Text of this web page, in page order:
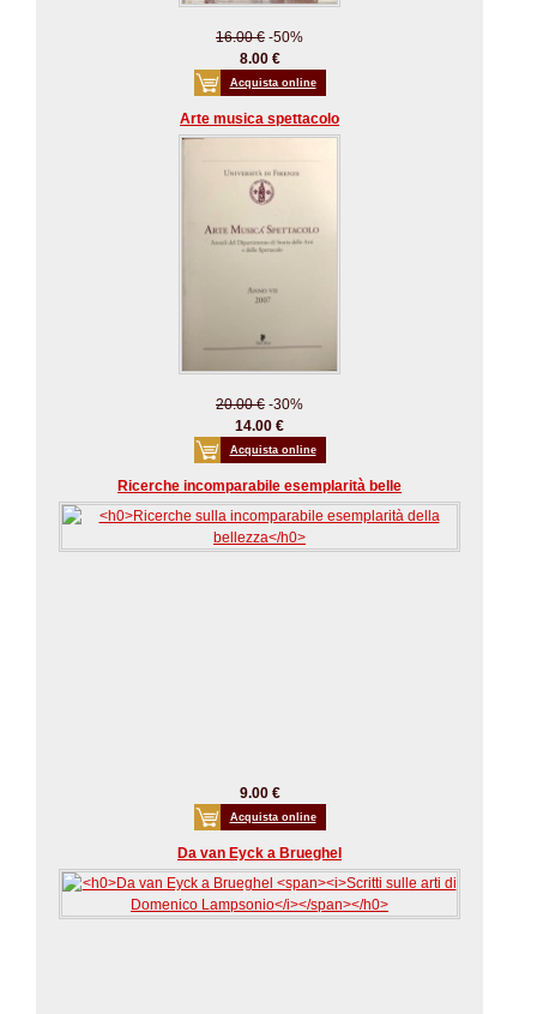
16.00 € -50%
8.00 €
Acquista online
Arte musica spettacolo
20.00 € -30%
14.00 €
Acquista online
Ricerche incomparabile esemplarità belle
9.00 €
Acquista online
Da van Eyck a Brueghel